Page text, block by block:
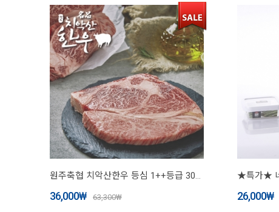
원주축협 치악산한우 등심 1++등급 300g
36,000₩ 63,300₩ 26,000₩